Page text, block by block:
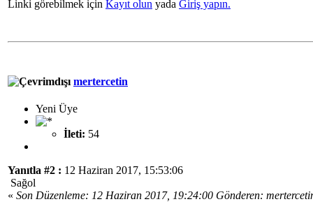
Linki görebilmek için Kayıt olun yada Giriş yapın.
mertercetin
Yeni Üye
İleti: 54
Yanıtla #2 : 12 Haziran 2017, 15:53:06
Sağol
« Son Düzenleme: 12 Haziran 2017, 19:24:00 Gönderen: